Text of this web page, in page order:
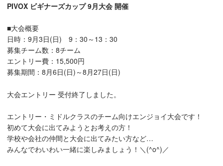
PIVOX ビギナーズカップ 9月大会 開催
■大会概要
日時：9月3日(日) 9：30～13：30
募集チーム数：8チーム
エントリー費：15,500円
募集期間：8月6日(日)～8月27日(日)
大会エントリー 受付終了しました。
エントリー・ミドルクラスのチーム向けエンジョイ大会です！
初めて大会に出てみようとお考えの方！
学校や会社の仲間と大会に出てみたい方など…
みんなでわいわい一緒に楽しみましょう！＼(^o^)／